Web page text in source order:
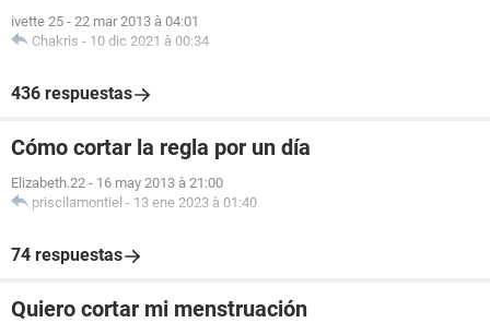
ivette 25 - 22 mar 2013 à 04:01
Chakris - 10 dic 2021 à 00:34
436 respuestas
Cómo cortar la regla por un día
Elizabeth.22 - 16 may 2013 à 21:00
priscilamontiel - 13 ene 2023 à 01:40
74 respuestas
Quiero cortar mi menstruación